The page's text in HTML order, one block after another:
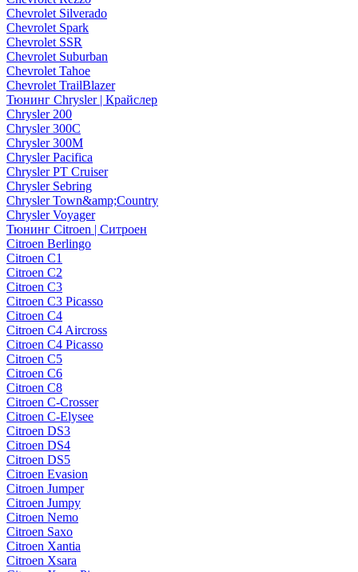
Chevrolet Silverado
Chevrolet Spark
Chevrolet SSR
Chevrolet Suburban
Chevrolet Tahoe
Chevrolet TrailBlazer
Тюнинг Chrysler | Крайслер
Chrysler 200
Chrysler 300C
Chrysler 300M
Chrysler Pacifica
Chrysler PT Cruiser
Chrysler Sebring
Chrysler Town&amp;Country
Chrysler Voyager
Тюнинг Citroen | Ситроен
Citroen Berlingo
Citroen C1
Citroen C2
Citroen C3
Citroen C3 Picasso
Citroen C4
Citroen C4 Aircross
Citroen C4 Picasso
Citroen C5
Citroen C6
Citroen C8
Citroen C-Crosser
Citroen C-Elysee
Citroen DS3
Citroen DS4
Citroen DS5
Citroen Evasion
Citroen Jumper
Citroen Jumpy
Citroen Nemo
Citroen Saxo
Citroen Xantia
Citroen Xsara